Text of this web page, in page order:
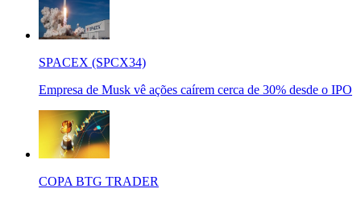
SPACEX (SPCX34)
Empresa de Musk vê ações caírem cerca de 30% desde o IPO
COPA BTG TRADER